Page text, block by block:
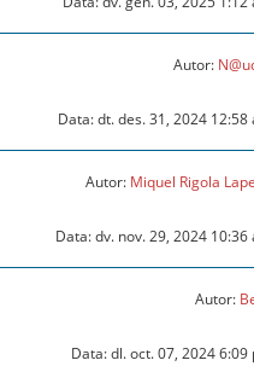
Autor:
Data: dt. des. 31, 2024 12:58
Autor: Miquel Rigola
Data: dv. nov. 29, 2024 10:36
Autor:
Data: dl. oct. 07, 2024 6:09